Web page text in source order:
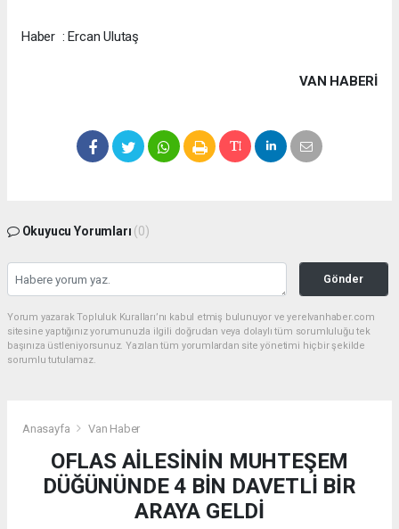
Haber : Ercan Ulutaş
VAN HABERİ
Okuyucu Yorumları (0)
Gönder
Yorum yazarak Topluluk Kuralları’nı kabul etmiş bulunuyor ve yerelvanhaber.com
sitesine yaptığınız yorumunuzla ilgili doğrudan veya dolaylı tüm sorumluluğu tek
başınıza üstleniyorsunuz. Yazılan tüm yorumlardan site yönetimi hiçbir şekilde
sorumlu tutulamaz.
Anasayfa Van Haber
OFLAS AİLESİNİN MUHTEŞEM
DÜĞÜNÜNDE 4 BİN DAVETLİ BİR
ARAYA GELDİ